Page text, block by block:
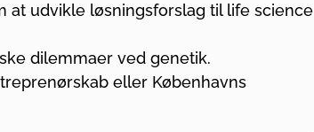
at udvikle løsningsforslag til life science
dilemmaer ved genetik.
eller Københavns